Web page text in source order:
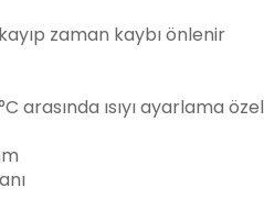
zaman kaybı önlenir
arasında ısıyı ayarlama